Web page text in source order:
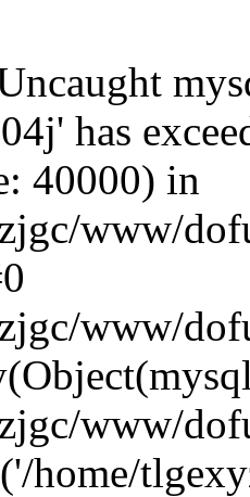
has
40000) in
www/
www/
www/
home/